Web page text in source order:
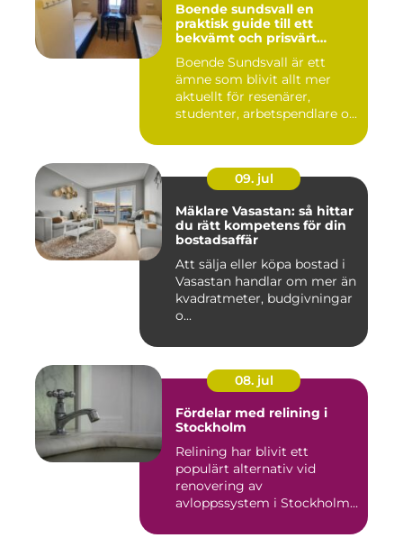
Boende sundsvall en
praktisk guide till ett
bekvämt och prisvärt
Boende Sundsvall är ett
ämne som blivit allt mer
aktuellt för resenärer,
studenter, arbetspendlare o...
09. jul
Mäklare Vasastan: så hittar
du rätt kompetens för din
bostadsaffär
Att sälja eller köpa bostad i
Vasastan handlar om mer än
kvadratmeter, budgivningar
o...
08. jul
Fördelar med relining i
Stockholm
Relining har blivit ett
populärt alternativ vid
renovering av
avloppssystem i Stockholm.